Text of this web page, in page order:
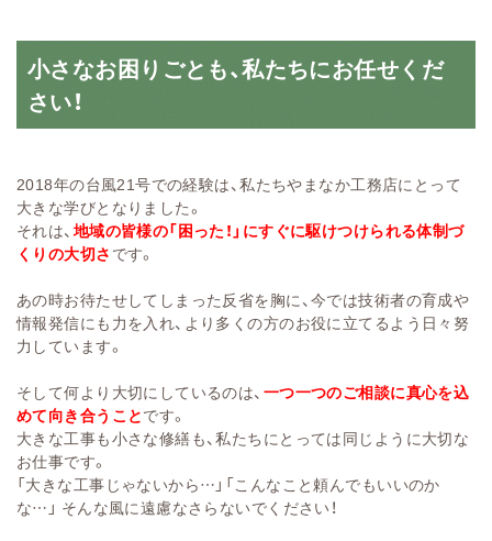
小さなお困りごとも、私たちにお任せくだ
さい！
2018年の台風21号での経験は、私たちやまなか工務店にとって
大きな学びとなりました。
それは、 地域の皆様の「困った！」にすぐに駆けつけられる体制づ
くりの大切さ です。
あの時お待たせしてしまった反省を胸に、今では技術者の育成や
情報発信にも力を入れ、より多くの方のお役に立てるよう日々努
力しています。
そして何より大切にしているのは、 一つ一つのご相談に真心を込
めて向き合うことです。
大きな工事も小さな修繕も、私たちにとっては同じように大切な
お仕事です。
「大きな工事じゃないから…」「こんなこと頼んでもいいのか
な…」 そんな風に遠慮なさらないでください！